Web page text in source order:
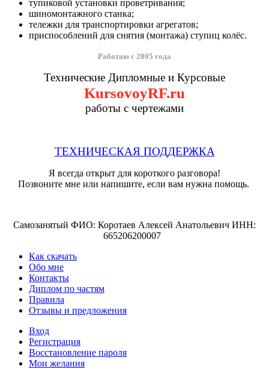
тупиковой установки проветривания;
шиномонтажного станка;
тележки для транспортировки агрегатов;
приспособлений для снятия (монтажа) ступиц колёс.
Работаю с 2005 года
Технические Дипломные и Курсовые
KursovoyRF.ru
работы с чертежами
ТЕХНИЧЕСКАЯ ПОДДЕРЖКА
Я всегда открыт для короткого разговора!
Позвоните мне или напишите, если вам нужна помощь.
Самозанятый ФИО: Коротаев Алексей Анатольевич ИНН:
665206200007
Как скачать
Обо мне
Контакты
Диплом по частям
Правила
Отзывы и предложения
Вход
Регистрация
Восстановление пароля
Мои желания